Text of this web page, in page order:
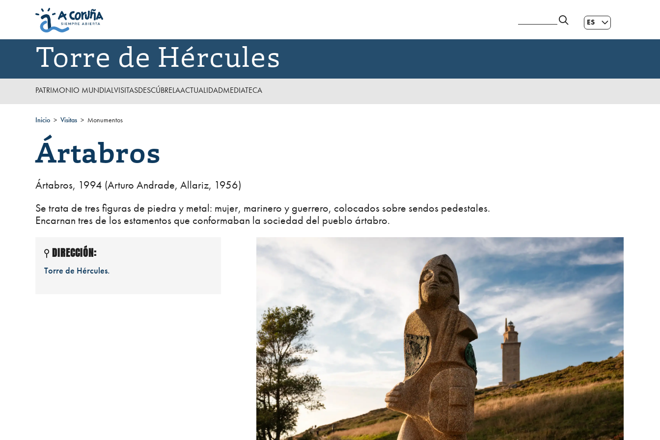
ES
GL|
EN
Torre de Hércules
PATRIMONIO MUNDIALVISITASDESCÚBRELAACTUALIDADMEDIATECA
Inicio Visitas Monumentos
Ártabros
DIRECCIÓN:
Torre de Hércules.
Ártabros, 1994 (Arturo Andrade, Allariz, 1956)
Se trata de tres figuras de piedra y metal: mujer, marinero y guerrero, colocados sobre sendos pedestales.
Encarnan tres de los estamentos que conformaban la sociedad del pueblo ártabro.